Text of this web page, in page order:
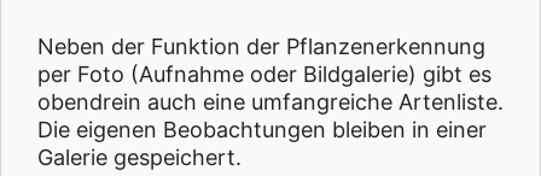
Neben der Funktion der Pflanzenerkennung
per Foto (Aufnahme oder Bildgalerie) gibt es
obendrein auch eine umfangreiche Artenliste.
Die eigenen Beobachtungen bleiben in einer
Galerie gespeichert.